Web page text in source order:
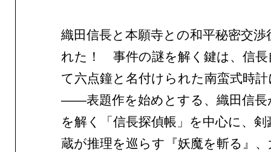
織田信長と本願寺との和平秘密交渉
れた！ 事件の謎を解く鍵は、信長
て六点鐘と名付けられた南蛮式時
——表題作を始めとする、織田信長
を解く「信長探偵帳」を中心に、剣
蔵が推理を巡らす『妖魔を斬る』